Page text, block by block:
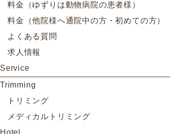
料金（ゆずりは動物病院の患者様）
料金（他院様へ通院中の方・初めての方）
よくある質問
求人情報
Service
Trimming
トリミング
メディカルトリミング